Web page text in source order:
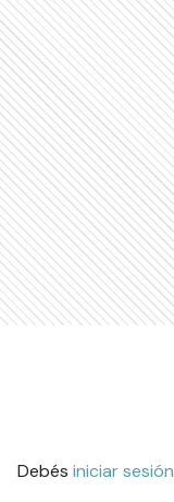
Debés iniciar sesión